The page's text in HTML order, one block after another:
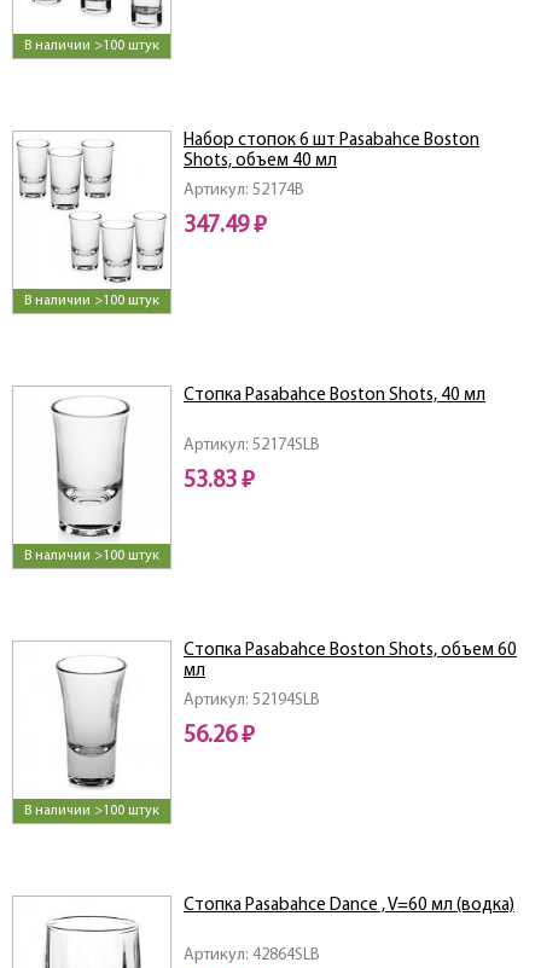
В наличии >100 штук
В наличии >100 штук
Артикул: 52174B
Набор стопок 6 шт Pasabahce Boston
Shots, объем 40 мл
347.49 ₽
В наличии >100 штук
Артикул: 52174SLB
Стопка Pasabahce Boston Shots, 40 мл
53.83 ₽
В наличии >100 штук
Артикул: 52194SLB
Стопка Pasabahce Boston Shots, объем 60
мл
56.26 ₽
Артикул: 42864SLB
Стопка Pasabahce Dance , V=60 мл (водка)